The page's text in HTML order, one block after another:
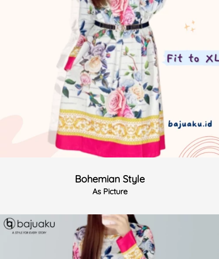
Bohemian Style
As Picture